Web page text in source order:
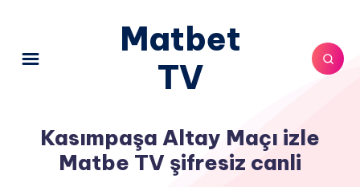
Matbet
TV
Kasımpaşa Altay Maçı izle
Matbe TV şifresiz canli